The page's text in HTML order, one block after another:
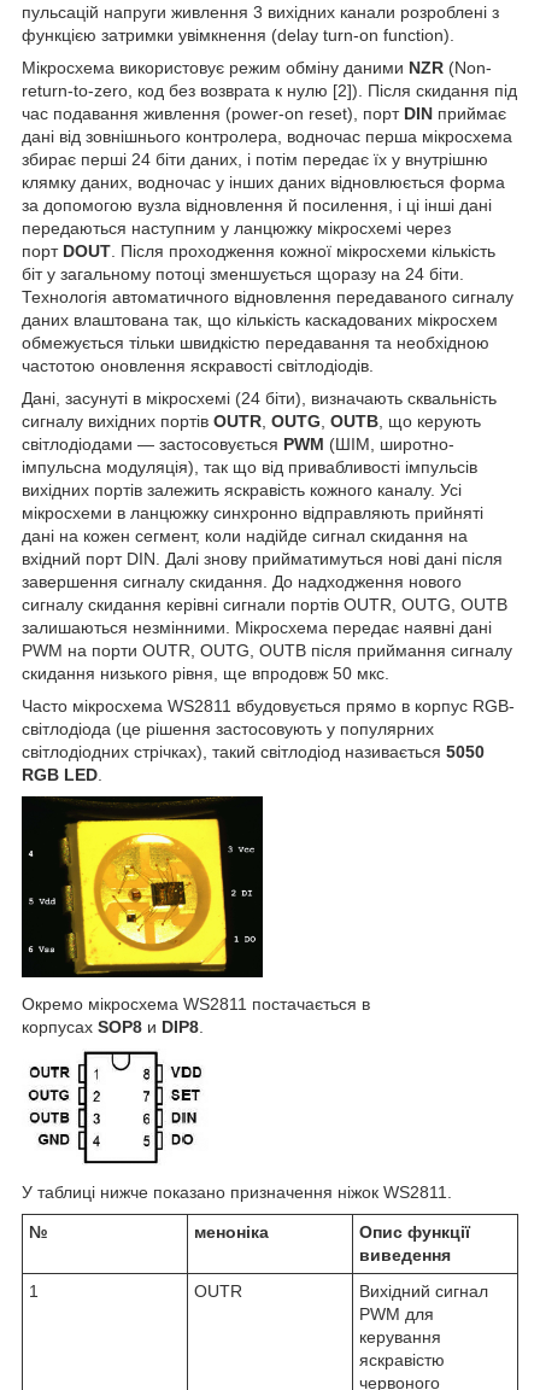
пульсацій напруги живлення 3 вихідних канали розроблені з
функцією затримки увімкнення (delay turn-on function).
Мікросхема використовує режим обміну даними NZR (Non-
return-to-zero, код без возврата к нулю [2]). Після скидання під
час подавання живлення (power-on reset), порт DIN приймає
дані від зовнішнього контролера, водночас перша мікросхема
збирає перші 24 біти даних, і потім передає їх у внутрішню
клямку даних, водночас у інших даних відновлюється форма
за допомогою вузла відновлення й посилення, і ці інші дані
передаються наступним у ланцюжку мікросхемі через
порт DOUT . Після проходження кожної мікросхеми кількість
біт у загальному потоці зменшується щоразу на 24 біти.
Технологія автоматичного відновлення передаваного сигналу
даних влаштована так, що кількість каскадованих мікросхем
обмежується тільки швидкістю передавання та необхідною
частотою оновлення яскравості світлодіодів.
Дані, засунуті в мікросхемі (24 біти), визначають сквальність
сигналу вихідних портів OUTR OUTG OUTB , що керують
світлодіодами — застосовується PWM (ШІМ, широтно-
імпульсна модуляція), так що від привабливості імпульсів
вихідних портів залежить яскравість кожного каналу. Усі
мікросхеми в ланцюжку синхронно відправляють прийняті
дані на кожен сегмент, коли надійде сигнал скидання на
вхідний порт DIN. Далі знову прийматимуться нові дані після
завершення сигналу скидання. До надходження нового
сигналу скидання керівні сигнали портів OUTR, OUTG, OUTB
залишаються незмінними. Мікросхема передає наявні дані
PWM на порти OUTR, OUTG, OUTB після приймання сигналу
скидання низького рівня, ще впродовж 50 мкс.
Часто мікросхема WS2811 вбудовується прямо в корпус RGB-
світлодіода (це рішення застосовують у популярних
світлодіодних стрічках), такий світлодіод називається 5050
RGB LED
Окремо мікросхема WS2811 постачається в
корпусах SOP8 и DIP8
У таблиці нижче показано призначення ніжок WS2811.
№ меноніка
Опис функції
виведення
1
OUTR
Вихідний сигнал
PWM для
керування
яскравістю
червоного